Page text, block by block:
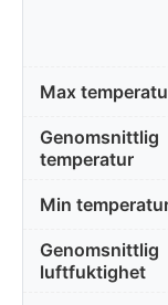
Max
Genomsnittlig
temperatur
Min
Genomsnittlig
luftfuktighet